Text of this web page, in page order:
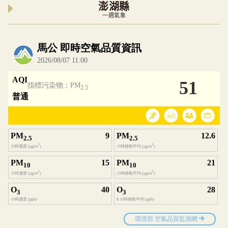
澎湖縣
一週氣象
內嵌空氣品質小工具為視覺預覽，完整即時空